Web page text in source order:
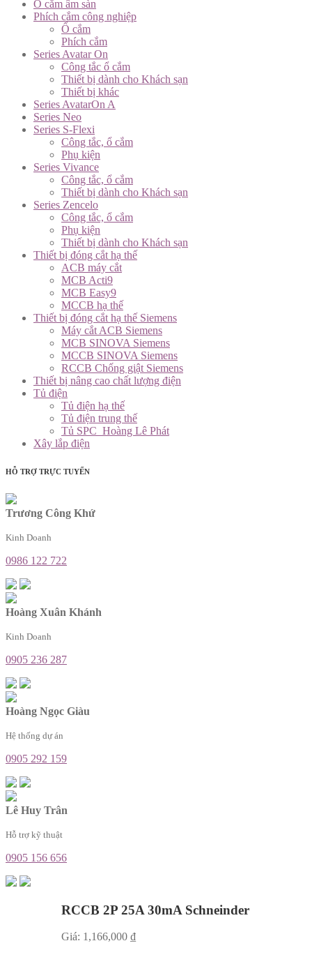
Ổ cắm âm sàn
Phích cắm công nghiệp
Ổ cắm
Phích cắm
Series Avatar On
Công tắc ổ cắm
Thiết bị dành cho Khách sạn
Thiết bị khác
Series AvatarOn A
Series Neo
Series S-Flexi
Công tắc, ổ cắm
Phụ kiện
Series Vivance
Công tắc, ổ cắm
Thiết bị dành cho Khách sạn
Series Zencelo
Công tắc, ổ cắm
Phụ kiện
Thiết bị dành cho Khách sạn
Thiết bị đóng cắt hạ thế
ACB máy cắt
MCB Acti9
MCB Easy9
MCCB hạ thế
Thiết bị đóng cắt hạ thế Siemens
Máy cắt ACB Siemens
MCB SINOVA Siemens
MCCB SINOVA Siemens
RCCB Chống giật Siemens
Thiết bị nâng cao chất lượng điện
Tủ điện
Tủ điện hạ thế
Tủ điện trung thế
Tủ SPC_Hoàng Lê Phát
Xây lắp điện
HỖ TRỢ TRỰC TUYẾN
Trương Công Khứ
Kinh Doanh
0986 122 722
Hoàng Xuân Khánh
Kinh Doanh
0905 236 287
Hoàng Ngọc Giàu
Hệ thống dự án
0905 292 159
Lê Huy Trân
Hỗ trợ kỹ thuật
0905 156 656
RCCB 2P 25A 30mA Schneinder
Giá: 1,166,000 ₫